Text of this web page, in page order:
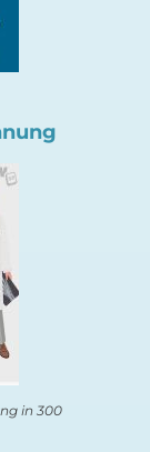
in 300